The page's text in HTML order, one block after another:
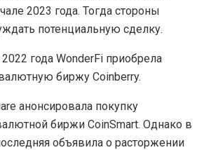
2023 года. Тогда стороны
потенциальную сделку.
года WonderFi приобрела
биржу Coinberry.
анонсировала покупку
биржи CoinSmart. Однако в
объявила о расторжении